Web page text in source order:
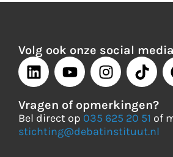
Volg ook onze social
Vragen of opmerkingen?
Bel direct op 035 625 20 51 of
stichting@debatinstituut.nl